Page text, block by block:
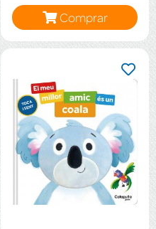
Comprar